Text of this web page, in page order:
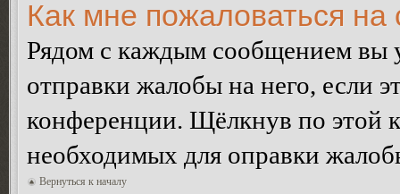
Как мне пожаловаться
Рядом с каждым сообщением вы
отправки жалобы на него, если
конференции. Щёлкнув по этой
необходимых для оправки
Вернуться к началу